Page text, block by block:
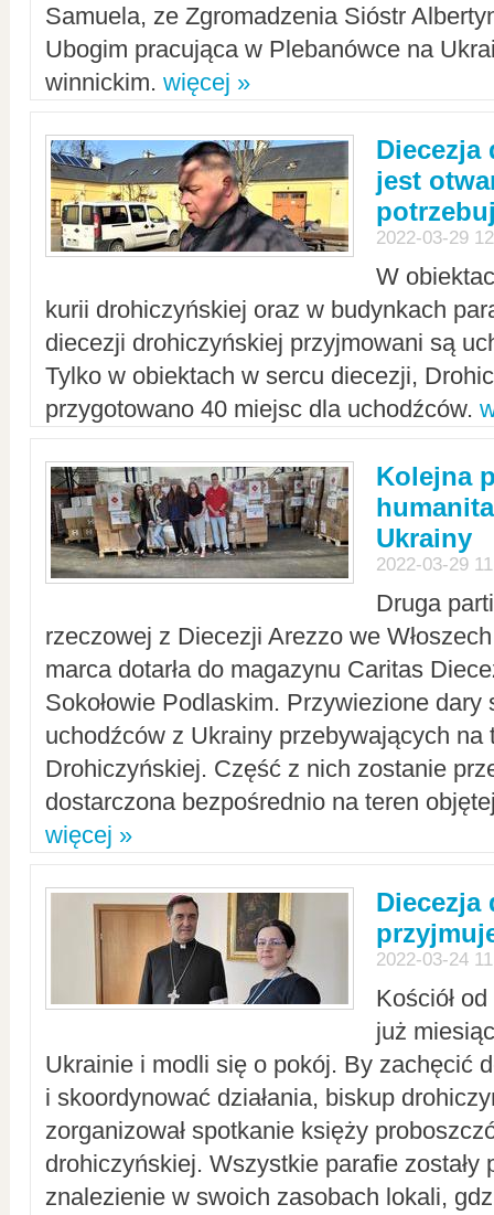
Samuela, ze Zgromadzenia Sióstr
Ubogim pracująca w Plebanówce na
winnickim. więcej »
Diecezja
jest
2022-03-29
W
kurii drohiczyńskiej oraz w budynkach
diecezji drohiczyńskiej przyjmowani są
Tylko w obiektach w sercu diecezji,
przygotowano 40 miejsc dla uchodźców.
Kolejna
Ukrainy
2022-03-29
Druga
rzeczowej z Diecezji Arezzo we
marca dotarła do magazynu Caritas
Sokołowie Podlaskim. Przywiezione dary
uchodźców z Ukrainy przebywających na
Drohiczyńskiej. Część z nich zostanie
dostarczona bezpośrednio na teren
więcej »
Diecezja
2022-03-24
Kościół
już
Ukrainie i modli się o pokój. By zachęcić
i skoordynować działania, biskup
zorganizował spotkanie księży
drohiczyńskiej. Wszystkie parafie zostały
znalezienie w swoich zasobach lokali,